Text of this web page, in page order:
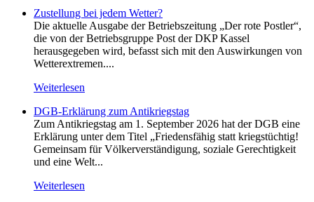
Zustellung bei jedem Wetter?
Die aktuelle Ausgabe der Betriebszeitung „Der rote Postler“,
die von der Betriebsgruppe Post der DKP Kassel
herausgegeben wird, befasst sich mit den Auswirkungen von
Wetterextremen....
Weiterlesen
DGB-Erklärung zum Antikriegstag
Zum Antikriegstag am 1. September 2026 hat der DGB eine
Erklärung unter dem Titel „Friedensfähig statt kriegstüchtig!
Gemeinsam für Völkerverständigung, soziale Gerechtigkeit
und eine Welt...
Weiterlesen